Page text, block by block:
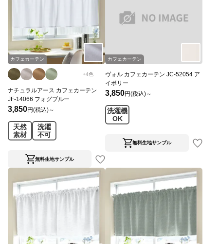
カフェカーテン
+4色
ナチュラルアース カフェカーテン
JF-14066 フォグブルー
3,850円(税込)～
天然
素材
洗濯
不可
無料生地サンプル
カフェカーテン
ヴォル カフェカーテン JC-52054 ア
イボリー
3,850円(税込)～
洗濯機
OK
無料生地サンプル